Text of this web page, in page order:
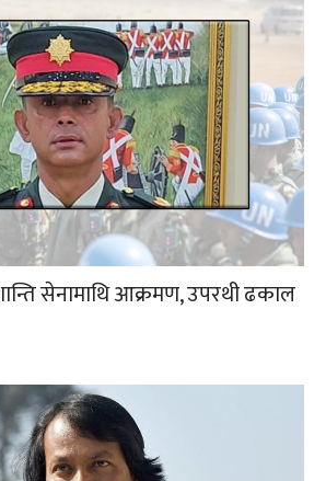
सेनामाथि आक्रमण, उपरथी ढकाल